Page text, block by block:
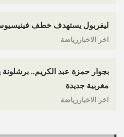
ليفربول يستهدف خطف
اخر الاخباررياضة
بجوار حمزة عبد الكريم..
مغربية جديدة
اخر الاخباررياضة